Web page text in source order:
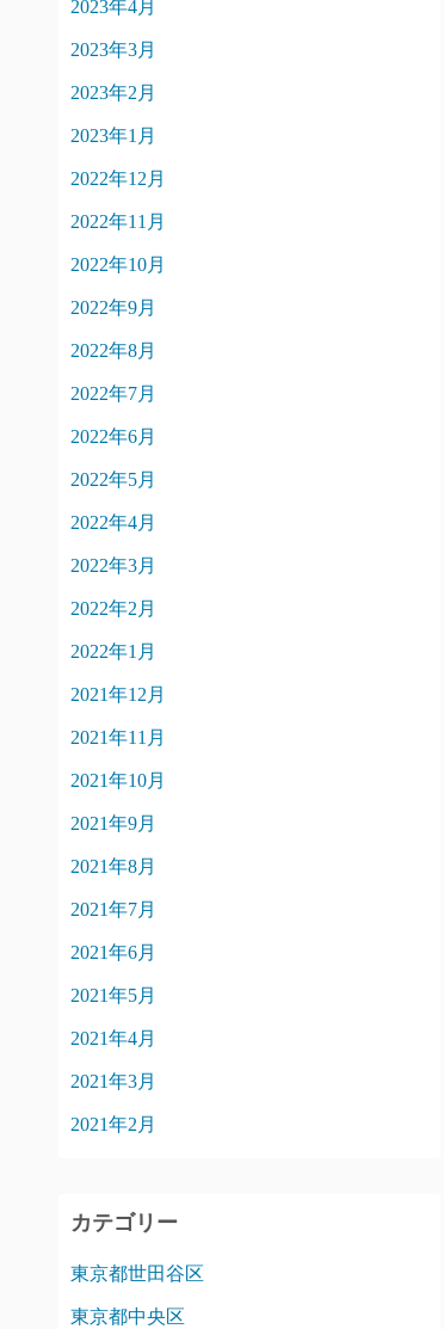
2023年4月
2023年3月
2023年2月
2023年1月
2022年12月
2022年11月
2022年10月
2022年9月
2022年8月
2022年7月
2022年6月
2022年5月
2022年4月
2022年3月
2022年2月
2022年1月
2021年12月
2021年11月
2021年10月
2021年9月
2021年8月
2021年7月
2021年6月
2021年5月
2021年4月
2021年3月
2021年2月
カテゴリー
東京都世田谷区
東京都中央区